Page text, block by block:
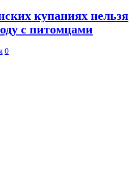
купаниях нельзя
с питомцами
0